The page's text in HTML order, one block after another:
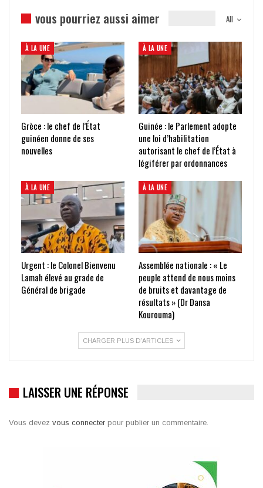
All
vous pourriez aussi aimer
À LA UNE
Grèce : le chef de l’État
guinéen donne de ses
nouvelles
À LA UNE
Guinée : le Parlement adopte
une loi d’habilitation
autorisant le chef de l’État à
légiférer par ordonnances
À LA UNE
Urgent : le Colonel Bienvenu
Lamah élevé au grade de
Général de brigade
À LA UNE
Assemblée nationale : « Le
peuple attend de nous moins
de bruits et davantage de
résultats » (Dr Dansa
Kourouma)
CHARGER PLUS D'ARTICLES
LAISSER UNE RÉPONSE
Vous devez vous connecter pour publier un commentaire.